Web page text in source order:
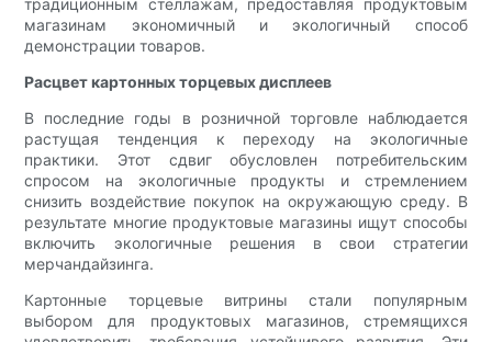
традиционным стеллажам, предоставляя продуктовым
магазинам экономичный и экологичный способ
демонстрации товаров.
Расцвет картонных торцевых дисплеев
В последние годы в розничной торговле наблюдается
растущая тенденция к переходу на экологичные
практики. Этот сдвиг обусловлен потребительским
спросом на экологичные продукты и стремлением
снизить воздействие покупок на окружающую среду. В
результате многие продуктовые магазины ищут способы
включить экологичные решения в свои стратегии
мерчандайзинга.
Картонные торцевые витрины стали популярным
выбором для продуктовых магазинов, стремящихся